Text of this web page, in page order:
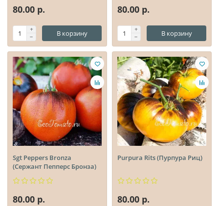
80.00 р.
В корзину
80.00 р.
В корзину
Sgt Peppers Bronza
(Сержант Пепперс Бронза)
80.00 р.
Purpura Rits (Пурпура Риц)
80.00 р.